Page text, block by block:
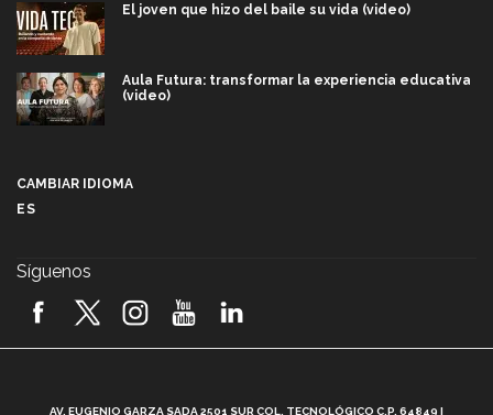
El joven que hizo del baile su vida (video)
Aula Futura: transformar la experiencia educativa
(video)
2026! (video)
CAMBIAR IDIOMA
ES
Síguenos
AV. EUGENIO GARZA SADA 2501 SUR COL. TECNOLÓGICO C.P. 64849 |